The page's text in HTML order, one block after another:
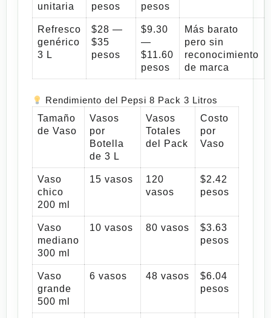
unitaria
pesos
pesos
Refresco
genérico
3 L
$28 —
$35
pesos
$9.30
—
$11.60
pesos
Más barato
pero sin
reconocimiento
de marca
Rendimiento del Pepsi 8 Pack 3 Litros
Tamaño
de Vaso
Vasos
por
Botella
de 3 L
Vasos
Totales
del Pack
Costo
por
Vaso
Vaso
chico
200 ml
15 vasos
120
vasos
$2.42
pesos
Vaso
mediano
300 ml
10 vasos 80 vasos
$3.63
pesos
Vaso
grande
500 ml
6 vasos 48 vasos
$6.04
pesos